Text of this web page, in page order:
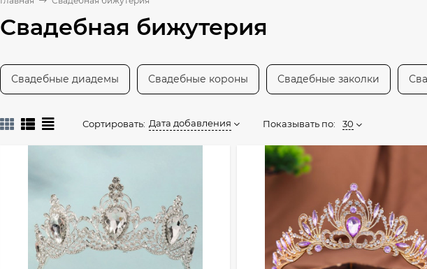
Свадебная бижутерия
Свадебные диадемы Свадебные короны Свадебные заколки
Сортировать: Дата добавления Показывать по: 30